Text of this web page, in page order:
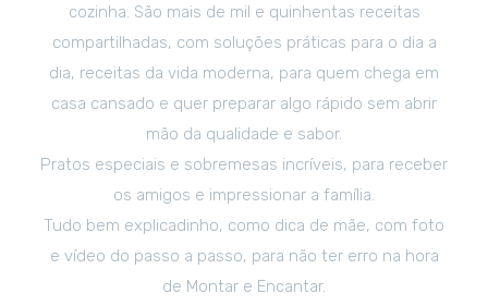
cozinha. São mais de mil e quinhentas receitas
compartilhadas, com soluções práticas para o dia a
dia, receitas da vida moderna, para quem chega em
casa cansado e quer preparar algo rápido sem abrir
mão da qualidade e sabor.
Pratos especiais e sobremesas incríveis, para receber
os amigos e impressionar a família.
Tudo bem explicadinho, como dica de mãe, com foto
e vídeo do passo a passo, para não ter erro na hora
de Montar e Encantar.